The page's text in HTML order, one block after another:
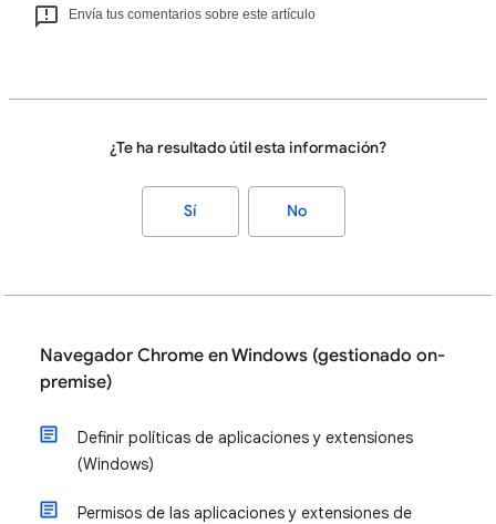
Envía tus comentarios sobre este artículo
¿Te ha resultado útil esta información?
Sí No
Navegador Chrome en Windows (gestionado on-
premise)
Definir políticas de aplicaciones y extensiones
(Windows)
Permisos de las aplicaciones y extensiones de